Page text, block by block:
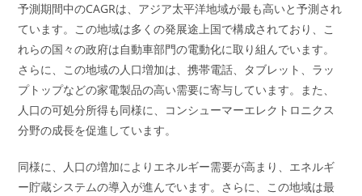
予測期間中のCAGRは、アジア太平洋地域が最も高いと予測され
ています。この地域は多くの発展途上国で構成されており、こ
れらの国々の政府は自動車部門の電動化に取り組んでいます。
さらに、この地域の人口増加は、携帯電話、タブレット、ラッ
プトップなどの家電製品の高い需要に寄与しています。また、
人口の可処分所得も同様に、コンシューマーエレクトロニクス
分野の成長を促進しています。
同様に、人口の増加によりエネルギー需要が高まり、エネルギ
ー貯蔵システムの導入が進んでいます。さらに、この地域は最